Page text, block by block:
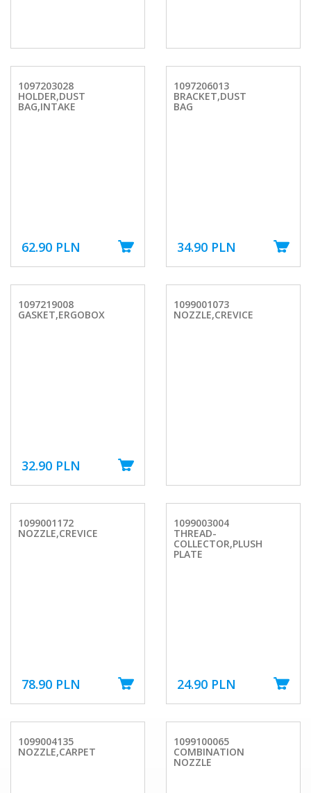
1097203028
HOLDER,DUST
BAG,INTAKE
62.90 PLN
1097206013
BRACKET,DUST
BAG
34.90 PLN
1097219008
GASKET,ERGOBOX
32.90 PLN
1099001073
NOZZLE,CREVICE
1099001172
NOZZLE,CREVICE
78.90 PLN
1099003004
THREAD-
COLLECTOR,PLUSH
PLATE
24.90 PLN
1099004135
NOZZLE,CARPET
1099100065
COMBINATION
NOZZLE